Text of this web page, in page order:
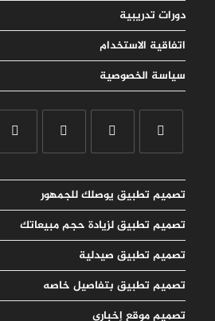
دورات تدريبية
اتفاقية الاستخدام
سياسة الخصوصية
تصميم تطبيق يوصلك للجمهور
تصميم تطبيق لزيادة حجم مبيعاتك
تصميم تطبيق صيدلية
تصميم تطبيق بتفاصيل خاصه
تصميم موقع إخباري